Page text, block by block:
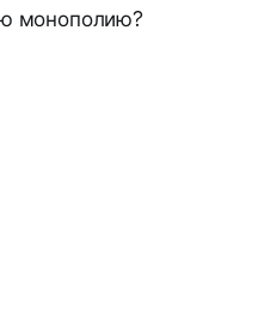
монополию?